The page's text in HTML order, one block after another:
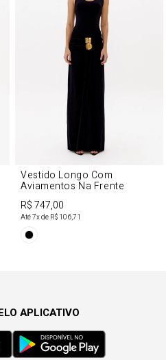
Vestido Longo Com
Aviamentos Na Frente
R$ 747,00
Até7x de R$ 106,71
APLICATIVO